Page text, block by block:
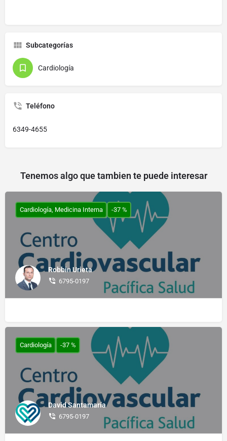
Subcategorías
Cardiología
Teléfono
6349-4655
Tenemos algo que tambien te puede interesar
Robbin Urieta
6795-0197
Cardiología, Medicina Interna -37 %
David Santamaría
6795-0197
Cardiología -37 %